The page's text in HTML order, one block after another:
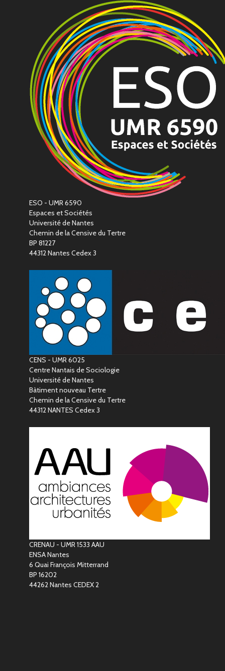
ESO - UMR 6590
Espaces et Sociétés
Université de Nantes
Chemin de la Censive du Tertre
BP 81227
44312 Nantes Cedex 3
CENS - UMR 6025
Centre Nantais de Sociologie
Université de Nantes
Bàtiment nouveau Tertre
Chemin de la Censive du Tertre
44312 NANTES Cedex 3
CRENAU - UMR 1533 AAU
ENSA Nantes
6 Quai François Mitterrand
BP 16202
44262 Nantes CEDEX 2